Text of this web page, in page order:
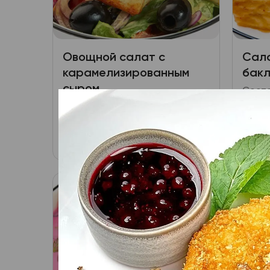
Овощной салат с
карамелизированным
сыром
Состав: - салат Романо; -
огурец; перец болгарский;
помидор; лук красный; -
оливки/маслины; - сыр Фета;
сахар; - заправка медово-
горчичная.
В корзину
и
420